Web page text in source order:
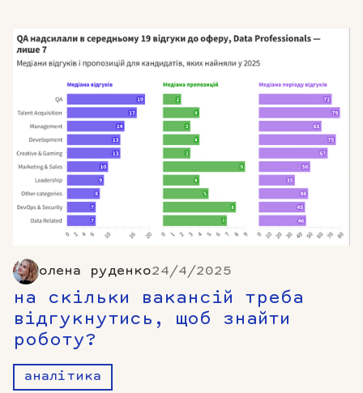
олена руденко24/4/2025
на скільки вакансій треба
відгукнутись, щоб знайти
роботу?
аналітика